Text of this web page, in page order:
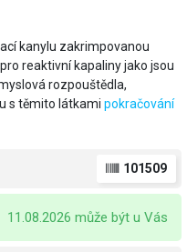
kanylu zakrimpovanou
reaktivní kapaliny jako jsou
rozpouštědla,
s těmito látkami pokračování
101509
11.08.2026 může být u Vás